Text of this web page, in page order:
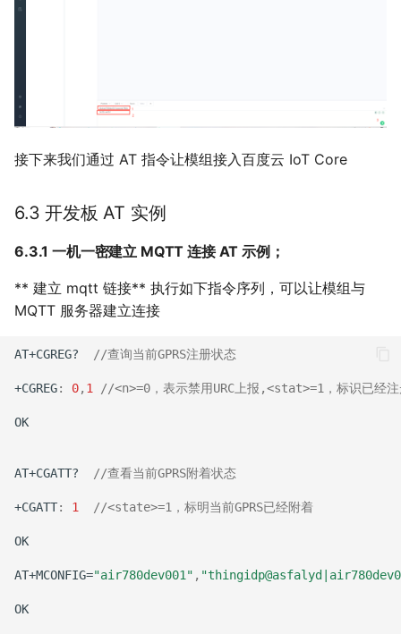
接下来我们通过 AT 指令让模组接入百度云 IoT Core
6.3 开发板 AT 实例
6.3.1 一机一密建立 MQTT 连接 AT 示例；
** 建立 mqtt 链接** 执行如下指令序列，可以让模组与
MQTT 服务器建立连接
AT+CGREG? //查询当前GPRS注册状态
+CGREG: 0, 1 //<n>=0，表示禁用URC上报,<stat>=1，标识已经注
OK
AT+CGATT? //查看当前GPRS附着状态
+CGATT: 1 //<state>=1，标明当前GPRS已经附着
OK
AT+MCONFIG="air780dev001" ,
OK